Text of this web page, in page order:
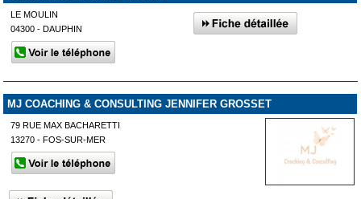
LE MOULIN
04300 - DAUPHIN
MJ COACHING & CONSULTING JENNIFER GROSSET
79 RUE MAX BACHARETTI
13270 - FOS-SUR-MER